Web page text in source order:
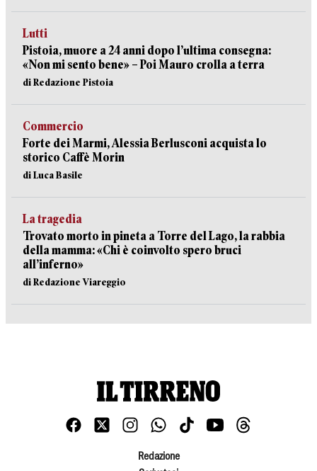
Lutti
Pistoia, muore a 24 anni dopo l’ultima consegna:
«Non mi sento bene» – Poi Mauro crolla a terra
di Redazione Pistoia
Commercio
Forte dei Marmi, Alessia Berlusconi acquista lo
storico Caffè Morin
di Luca Basile
La tragedia
Trovato morto in pineta a Torre del Lago, la rabbia
della mamma: «Chi è coinvolto spero bruci
all’inferno»
di Redazione Viareggio
Redazione